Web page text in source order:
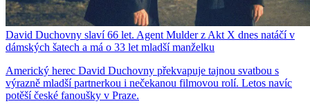
David Duchovny slaví 66 let. Agent Mulder z Akt X dnes natáčí v
dámských šatech a má o 33 let mladší manželku
Americký herec David Duchovny překvapuje tajnou svatbou s
výrazně mladší partnerkou i nečekanou filmovou rolí. Letos navíc
potěší české fanoušky v Praze.